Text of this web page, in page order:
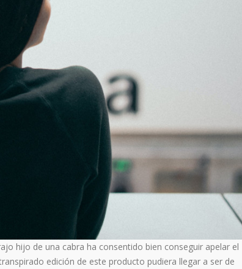
hijo de una cabra ha consentido bien conseguir apelar el
edición de este producto pudiera llegar a ser de